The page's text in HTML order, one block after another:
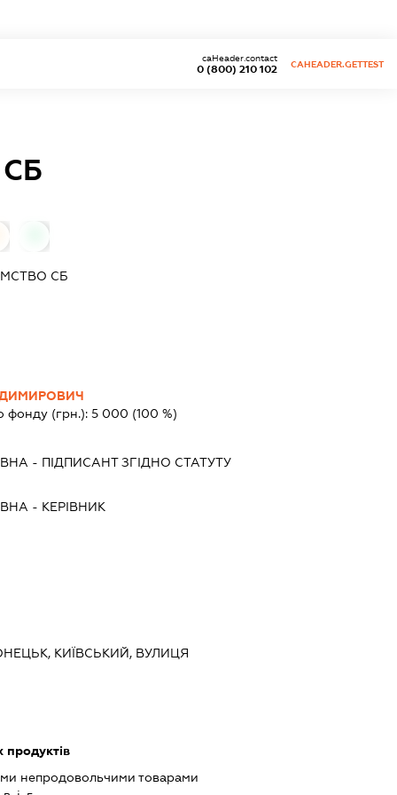
0 (800) 210 102
caHeader.contact
CAHEADER.GETTEST
СБ
фонду (грн.):5 000 (100 %)
- ПІДПИСАНТЗГІДНО СТАТУТУ
- КЕРІВНИК
КИЇВСЬКИЙ, ВУЛИЦЯ
непродовольчими товарами